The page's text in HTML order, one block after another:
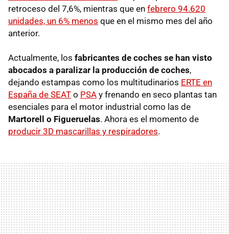
retroceso del 7,6%, mientras que en febrero 94.620
unidades, un 6% menos que en el mismo mes del año
anterior.
Actualmente, los fabricantes de coches se han visto
abocados a paralizar la producción de coches,
dejando estampas como los multitudinarios ERTE en
España de SEAT o PSA y frenando en seco plantas tan
esenciales para el motor industrial como las de
Martorell o Figueruelas. Ahora es el momento de
producir 3D mascarillas y respiradores.